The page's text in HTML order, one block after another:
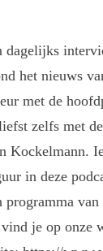
dagelijks
het nieuws
met de
zelfs met
Kockelmann.
in deze
programma
je op onze